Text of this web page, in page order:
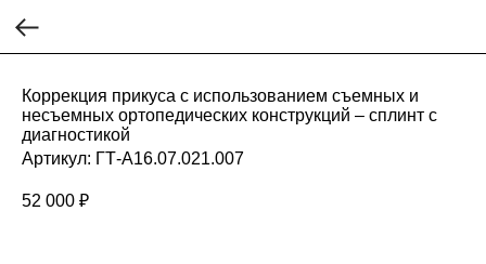
Коррекция прикуса с использованием съемных и
несъемных ортопедических конструкций – сплинт с
диагностикой
Артикул: ГТ-А16.07.021.007
52 000 ₽